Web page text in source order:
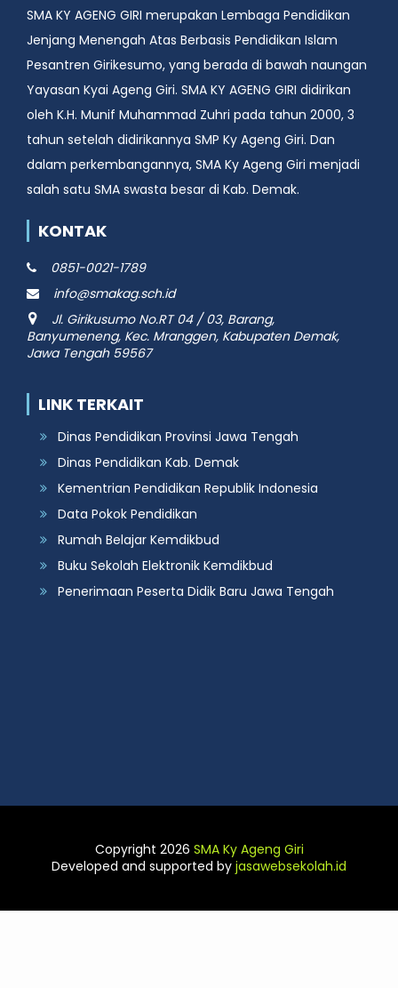
SMA KY AGENG GIRI merupakan Lembaga Pendidikan
Jenjang Menengah Atas Berbasis Pendidikan Islam
Pesantren Girikesumo, yang berada di bawah naungan
Yayasan Kyai Ageng Giri. SMA KY AGENG GIRI didirikan
oleh K.H. Munif Muhammad Zuhri pada tahun 2000, 3
tahun setelah didirikannya SMP Ky Ageng Giri. Dan
dalam perkembangannya, SMA Ky Ageng Giri menjadi
salah satu SMA swasta besar di Kab. Demak.
KONTAK
0851-0021-1789
info@smakag.sch.id
Jl. Girikusumo No.RT 04 / 03, Barang,
Banyumeneng, Kec. Mranggen, Kabupaten Demak,
Jawa Tengah 59567
LINK TERKAIT
Dinas Pendidikan Provinsi Jawa Tengah
Dinas Pendidikan Kab. Demak
Kementrian Pendidikan Republik Indonesia
Data Pokok Pendidikan
Rumah Belajar Kemdikbud
Buku Sekolah Elektronik Kemdikbud
Penerimaan Peserta Didik Baru Jawa Tengah
Copyright 2026 SMA Ky Ageng Giri
Developed and supported by jasawebsekolah.id